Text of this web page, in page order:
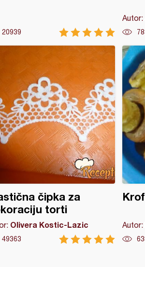
20939
Autor:
čipka za
torti
Olivera Kostic-Lazic
49363
Autor: